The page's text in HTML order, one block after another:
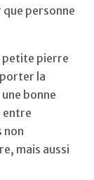
personne
petite pierre
la
bonne
entre
non
mais aussi